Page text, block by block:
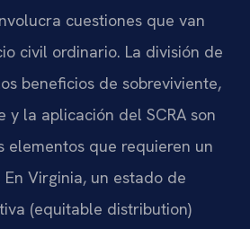
cuestiones que van
civil ordinario. La división de
beneficios de sobreviviente,
y la aplicación del SCRA son
elementos que requieren un
Virginia, un estado de
(equitable distribution)